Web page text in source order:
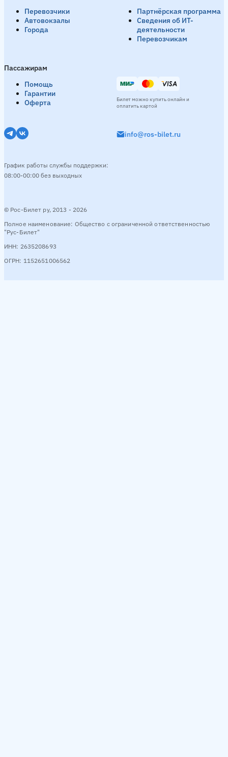
Перевозчики
Автовокзалы
Города
Пассажирам
Помощь
Гарантии
Оферта
Партнёрская программа
Сведения об ИТ-
деятельности
Перевозчикам
© Рос-Билет ру, 2013 - 2026
Полное наименование: Общество с ограниченной ответственностью
"Рус-Билет"
ИНН: 2635208693
ОГРН: 1152651006562
info@ros-bilet.ru
График работы службы поддержки:
08:00-00:00 без выходных
Билет можно купить онлайн и
оплатить картой